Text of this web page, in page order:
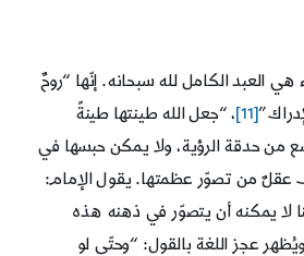
هي العبد الكامل لله سبحانه. إنّها “روحٌ
[11]
، “جعل الله طينتها طينةً
من حدقة الرؤية، ولا يمكن حبسها في
عقلٌ من تصوّر عظمتها. يقول الإمام:
لا يمكنه أن يتصوّر في ذهنه هذه
عجز اللغة بالقول: “وحتّى لو